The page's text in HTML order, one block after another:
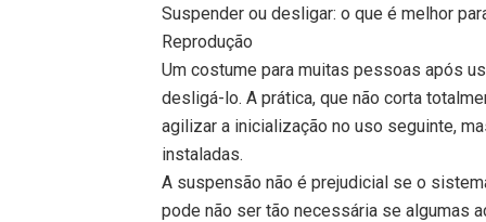
Suspender ou desligar: o que é melhor
Reprodução
Um costume para muitas pessoas após
desligá-lo. A prática, que não corta
agilizar a inicialização no uso seguinte,
instaladas.
A suspensão não é prejudicial se o
pode não ser tão necessária se algumas